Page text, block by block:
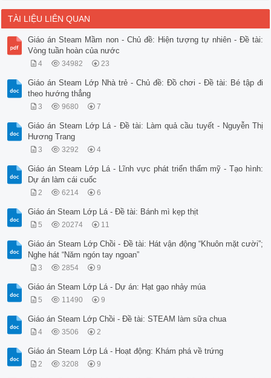
TÀI LIỆU LIÊN QUAN
Giáo án Steam Mầm non - Chủ đề: Hiện tượng tự nhiên - Đề tài:
Vòng tuần hoàn của nước
4 34982 23
Giáo án Steam Lớp Nhà trẻ - Chủ đề: Đồ chơi - Đề tài: Bé tập đi
theo hướng thẳng
3 9680 7
Giáo án Steam Lớp Lá - Đề tài: Làm quả cầu tuyết - Nguyễn Thị
Hương Trang
3 3292 4
Giáo án Steam Lớp Lá - Lĩnh vực phát triển thẩm mỹ - Tạo hình:
Dự án làm cái cuốc
2 6214 6
Giáo án Steam Lớp Lá - Đề tài: Bánh mì kẹp thịt
5 20274 11
Giáo án Steam Lớp Chồi - Đề tài: Hát vận động “Khuôn mặt cười”;
Nghe hát “Năm ngón tay ngoan”
3 2854 9
Giáo án Steam Lớp Lá - Dự án: Hạt gạo nhảy múa
5 11490 9
Giáo án Steam Lớp Chồi - Đề tài: STEAM làm sữa chua
4 3506 2
Giáo án Steam Lớp Lá - Hoạt động: Khám phá về trứng
2 3208 9